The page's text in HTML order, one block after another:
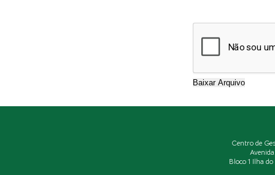
Centro de
Bloco 1 Ilha